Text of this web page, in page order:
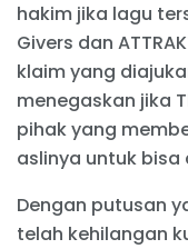
hakim jika lagu
Givers dan
klaim yang
menegaskan jika
pihak yang
aslinya untuk
Dengan putusan
telah kehilangan